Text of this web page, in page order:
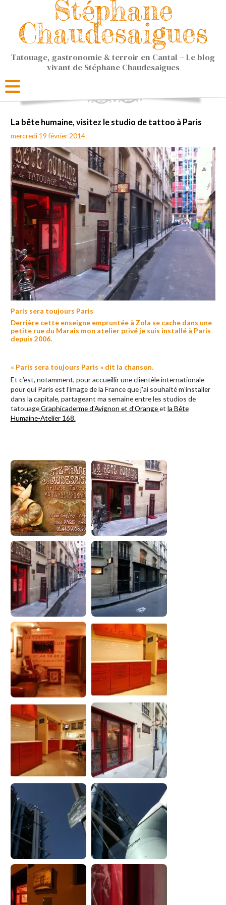
Stéphane
Chaudesaigues
Tatouage, gastronomie & terroir en Cantal – Le blog
vivant de Stéphane Chaudesaigues
La bête humaine, visitez le studio de tattoo à Paris
mercredi 19 février 2014
Paris sera toujours Paris
Derrière cette enseigne empruntée à Zola se cache dans une
petite rue du Marais mon atelier privé je suis installé à Paris
depuis 2006.
« Paris sera toujours Paris » dit la chanson.
Et c’est, notamment, pour accueillir une clientèle internationale
pour qui Paris est l’image de la France que j'ai souhaité m’installer
dans la capitale, partageant ma semaine entre les studios de
tatouageGraphicaderme d’Avignon et d’Orangeet la Bête
Humaine-Atelier 168.